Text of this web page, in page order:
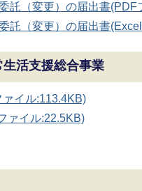
託（変更）の届出書(PDF
託（変更）の届出書
活支援総合事業
イル:113.4KB)
ァイル:22.5KB)